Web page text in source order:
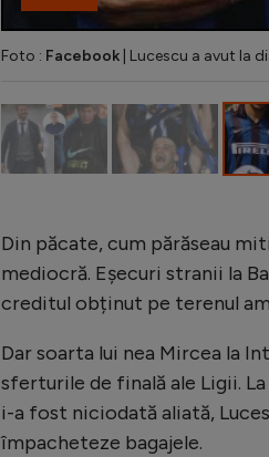
Foto : Facebook | Lucescu a avut la
Din păcate, cum părăseau
mediocră. Eșecuri stranii la
creditul obținut pe terenul
Dar soarta lui nea Mircea la
sferturile de finală ale Ligii.
i-a fost niciodată aliată,
împacheteze bagajele.